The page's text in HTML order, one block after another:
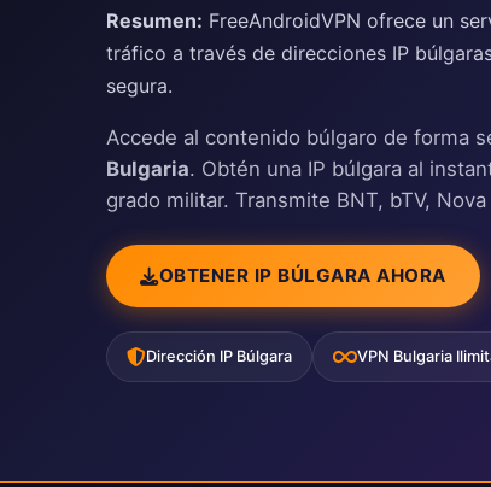
Resumen: FreeAndroidVPN ofrece un
tráfico a través de direcciones IP
segura.
Accede al contenido búlgaro de forma
Bulgaria. Obtén una IP búlgara al
grado militar. Transmite BNT, bTV,
OBTENER IP BÚLGARA AHORA
Dirección IP Búlgara VPN Bulgaria